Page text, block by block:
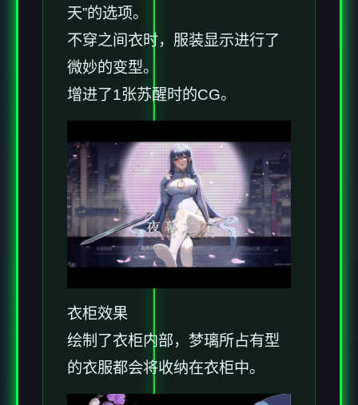
天”的选项。
不穿之间衣时，服装显示进行了
微妙的变型。
增进了1张苏醒时的CG。
衣柜效果
绘制了衣柜内部，梦璃所占有型
的衣服都会将收纳在衣柜中。